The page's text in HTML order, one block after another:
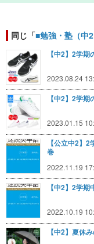
同じ「■勉強・塾（中2
【中2】2学
2023.08.24
【中2】2学期
2023.01.15
【公立中2】
巻
2022.11.19
【中2】2学期
2022.10.19
【中2】夏休